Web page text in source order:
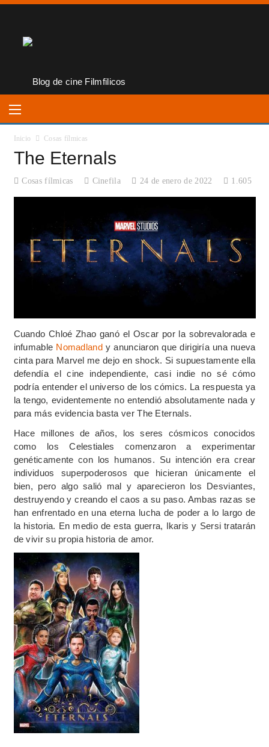
Inicio Cosas fílmicas
The Eternals
Cosas fílmicas Cinefila 24 de enero de 2022 1.605
Cuando Chloé Zhao ganó el Oscar por la sobrevalorada e
infumable Nomadlandy anunciaron que dirigiría una nueva
cinta para Marvel me dejo en shock. Si supuestamente ella
defendía el cine independiente, casi indie no sé cómo
podría entender el universo de los cómics. La respuesta ya
la tengo, evidentemente no entendió absolutamente nada y
para más evidencia basta ver The Eternals.
Hace millones de años, los seres cósmicos conocidos
como los Celestiales comenzaron a experimentar
genéticamente con los humanos. Su intención era crear
individuos superpoderosos que hicieran únicamente el
bien, pero algo salió mal y aparecieron los Desviantes,
destruyendo y creando el caos a su paso. Ambas razas se
han enfrentado en una eterna lucha de poder a lo largo de
la historia. En medio de esta guerra, Ikaris y Sersi tratarán
de vivir su propia historia de amor.